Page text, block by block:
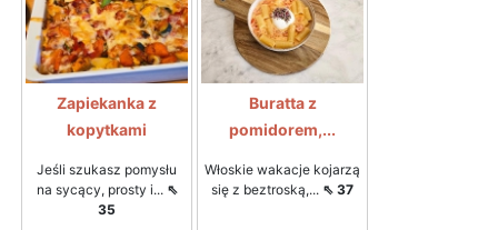
Zapiekanka z
kopytkami
Jeśli szukasz pomysłu
na sycący, prosty i... ⇖
35
Buratta z
pomidorem,...
Włoskie wakacje kojarzą
się z beztroską,... ⇖ 37